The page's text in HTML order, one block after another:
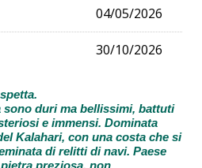
04/05/2026
30/10/2026
sono duri ma bellissimi, battuti
e immensi. Dominata
Kalahari, con una costa che si
di relitti di navi. Paese
preziosa, non